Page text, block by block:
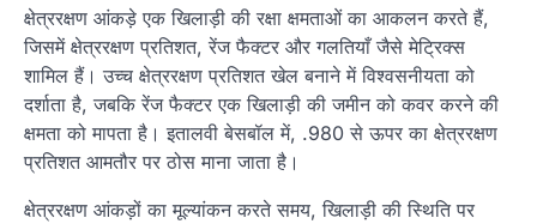
क्षेत्ररक्षण आंकड़े एक खिलाड़ी की रक्षा क्षमताओं का आकलन करते हैं,
जिसमें क्षेत्ररक्षण प्रतिशत, रेंज फैक्टर और गलतियाँ जैसे मेट्रिक्स
शामिल हैं। उच्च क्षेत्ररक्षण प्रतिशत खेल बनाने में विश्वसनीयता को
दर्शाता है, जबकि रेंज फैक्टर एक खिलाड़ी की जमीन को कवर करने की
क्षमता को मापता है। इतालवी बेसबॉल में, .980 से ऊपर का क्षेत्ररक्षण
प्रतिशत आमतौर पर ठोस माना जाता है।
क्षेत्ररक्षण आंकड़ों का मूल्यांकन करते समय, खिलाड़ी की स्थिति पर